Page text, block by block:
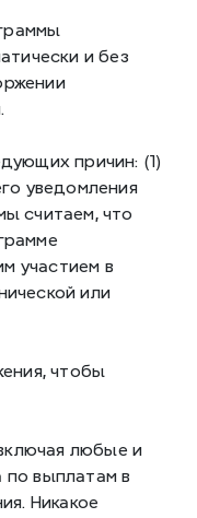
и без
причин: (1)
уведомления
считаем, что
участием в
или
чтобы
любые и
по выплатам в
Никакое